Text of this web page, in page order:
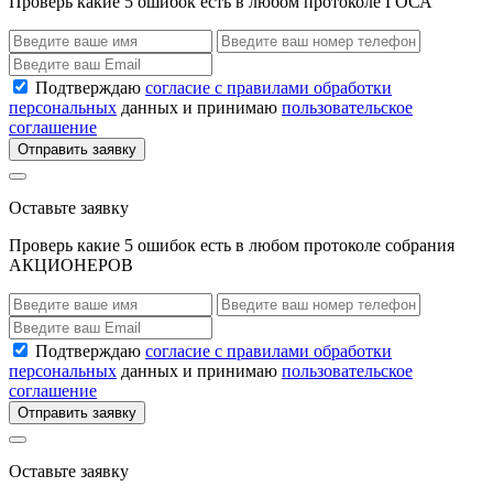
Подтверждаю согласие с правилами обработки
персональных данных и принимаю пользовательское
соглашение
Отправить заявку
Оставьте заявку
Проверь какие 5 ошибок есть в любом протоколе собрания
АКЦИОНЕРОВ
Подтверждаю согласие с правилами обработки
персональных данных и принимаю пользовательское
соглашение
Отправить заявку
Оставьте заявку